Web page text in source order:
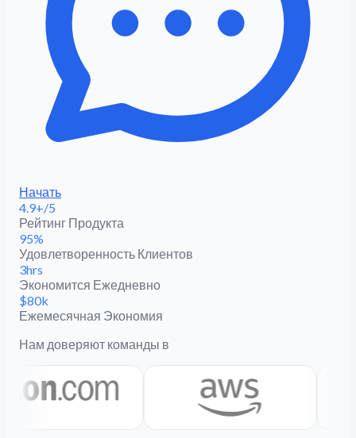
Начать
4.9+/5
Рейтинг Продукта
95%
Удовлетворенность Клиентов
3hrs
Экономится Ежедневно
$80k
Ежемесячная Экономия
Нам доверяют команды в